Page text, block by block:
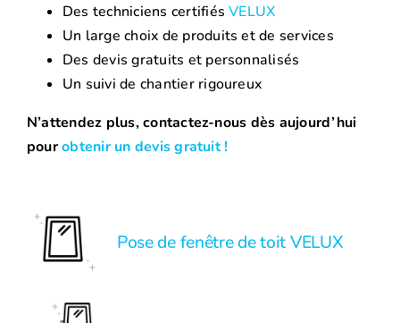
Des techniciens certifiésVELUX
Un large choix de produits et de services
Des devis gratuits et personnalisés
Un suivi de chantier rigoureux
N’attendez plus, contactez-nous dès aujourd’hui
pourobtenir un devis gratuit !
Pose de fenêtre de toit VELUX